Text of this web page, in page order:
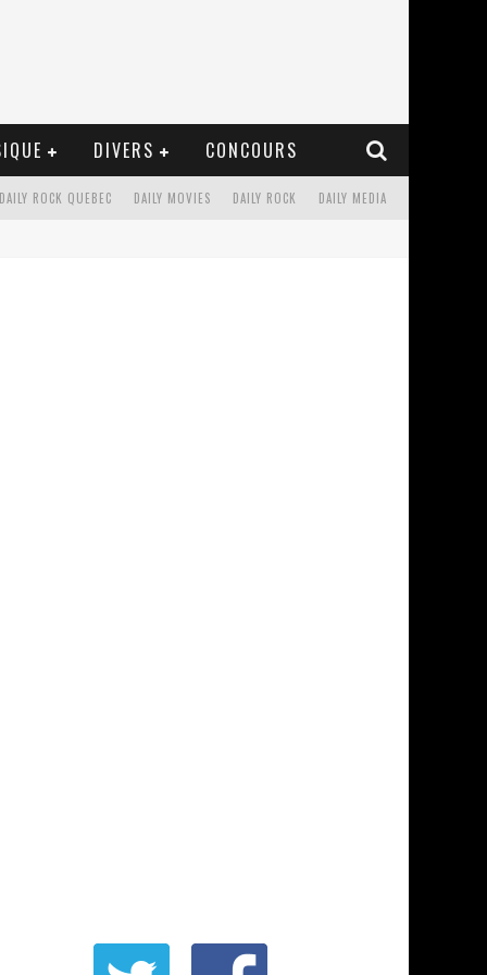
DIVERS CONCOURS
DAILY MEDIA
DAILY ROCK
DAILY MOVIES
DAILY ROCK QUEBEC